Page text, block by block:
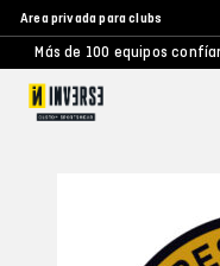
Area privada para clubs
Más de 100 equipos